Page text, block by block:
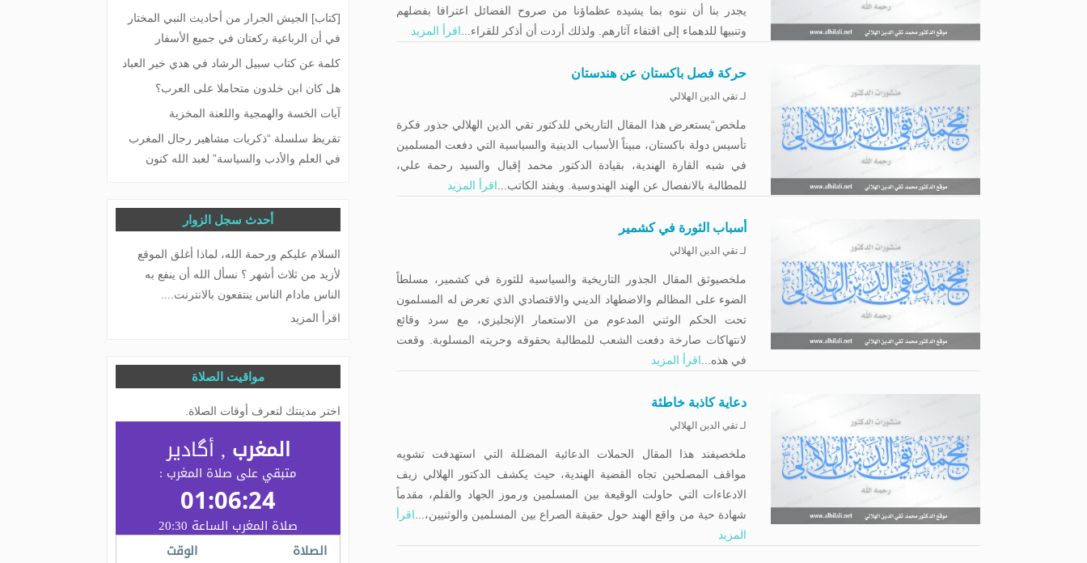
يجدر بنا أن ننوه بما يشيده عظماؤنا من صروح الفضائل اعترافا بفضلهم
وتنبيها للدهماء إلى اقتفاء آثارهم. ولذلك أردت أن أذكر للقراء... اقرأ المزيد
حركة فصل باكستان عن هندستان
لـ تقي الدين الهلالي
ملخص“يستعرض هذا المقال التاريخي للدكتور تقي الدين الهلالي جذور فكرة
تأسيس دولة باكستان، مبيناً الأسباب الدينية والسياسية التي دفعت المسلمين
في شبه القارة الهندية، بقيادة الدكتور محمد إقبال والسيد رحمة علي،
للمطالبة بالانفصال عن الهند الهندوسية. ويفند الكاتب... اقرأ المزيد
أسباب الثورة في كشمير
لـ تقي الدين الهلالي
ملخصيوثق المقال الجذور التاريخية والسياسية للثورة في كشمير، مسلطاً
الضوء على المظالم والاضطهاد الديني والاقتصادي الذي تعرض له المسلمون
تحت الحكم الوثني المدعوم من الاستعمار الإنجليزي، مع سرد وقائع
لانتهاكات صارخة دفعت الشعب للمطالبة بحقوقه وحريته المسلوبة. وقعت
في هذه... اقرأ المزيد
دعایة کاذبة خاطئة
لـ تقي الدين الهلالي
ملخصيفند هذا المقال الحملات الدعائية المضللة التي استهدفت تشويه
مواقف المصلحين تجاه القضية الهندية، حيث يكشف الدكتور الهلالي زيف
الادعاءات التي حاولت الوقيعة بين المسلمين ورموز الجهاد والقلم، مقدماً
شهادة حية من واقع الهند حول حقيقة الصراع بين المسلمين والوثنيين،... اقرأ
المزيد
[كتاب] الجيش الجرار من أحاديث النبي المختار
في أن الرباعية ركعتان في جميع الأسفار
كلمة عن كتاب سبيل الرشاد في هدي خير العباد
هل كان ابن خلدون متحاملا على العرب؟
آيات الخسة والهمجية واللعنة المخزية
تقريظ سلسلة “ذكريات مشاهير رجال المغرب
في العلم والأدب والسياسة” لعبد الله كنون
أحدث سجل الزوار
السلام عليكم ورحمة الله، لماذا أغلق الموقع
لأزيد من ثلاث أشهر ؟ نسأل الله أن ينفع به
الناس مادام الناس ينتفعون بالانترنت....
اقرأ المزيد
مواقيت الصلاة
اختر مدينتك لتعرف أوقات الصلاة.